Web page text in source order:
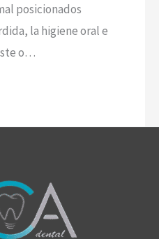
posicionados
la higiene oral e
o…